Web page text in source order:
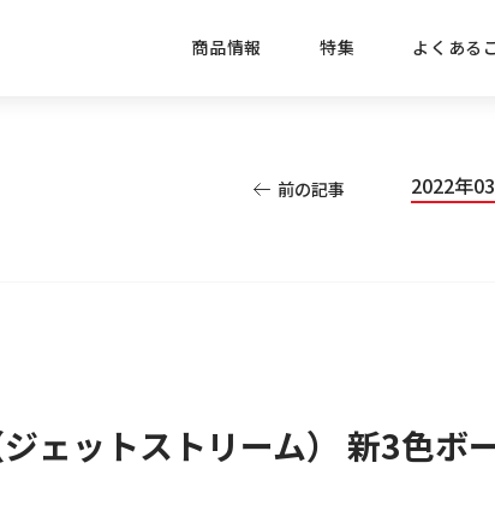
商品情報
新商品
特集 よくある
経営方針
IRニュース
前の記事 2022年
ジェットストリーム） 新3色